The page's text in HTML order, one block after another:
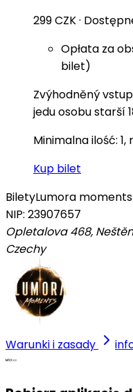
299 CZK·
Opłata za
bilet)
Zvýhodněný
jedu osobu starší
Minimalna ilość: 1,
Kup bilet
BiletyLumora moments
NIP: 23907657
Opletalova 468,
Czechy
Warunki i zasady